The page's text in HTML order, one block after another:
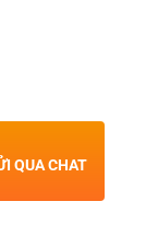
QUA CHAT